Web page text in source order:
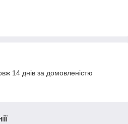
14 днів за домовленістю